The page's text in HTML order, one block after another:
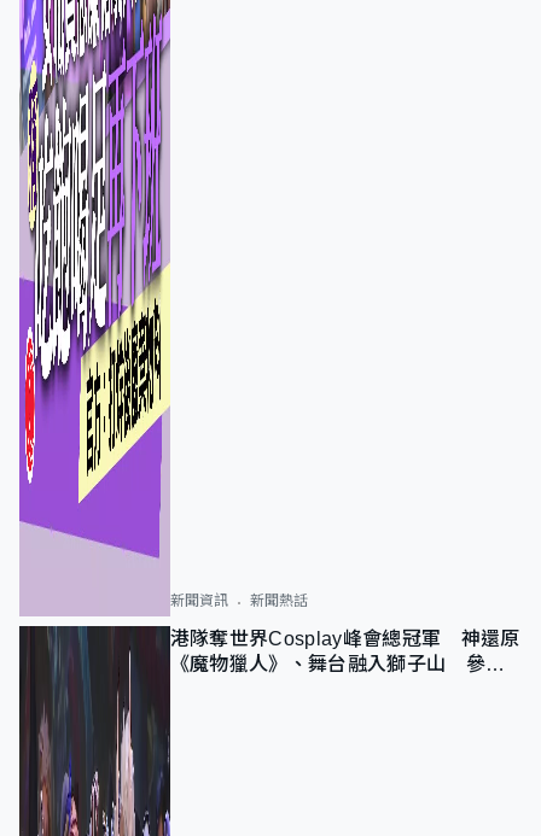
新聞資訊 新聞熱話
港隊奪世界Cosplay峰會總冠軍 神還原
《魔物獵人》、舞台融入獅子山 參賽